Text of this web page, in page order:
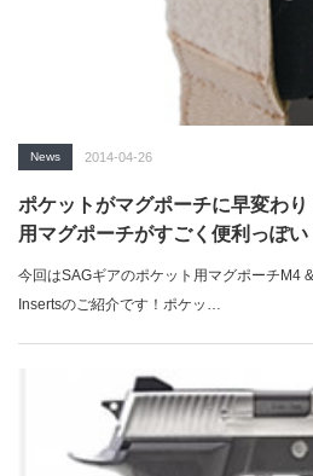
News 2014-04-26
ポケットがマグポーチに早変わ
用マグポーチがすごく便利っぽい
今回はSAGギアのポケット用マグポーチM4
Insertsのご紹介です！ポケッ…